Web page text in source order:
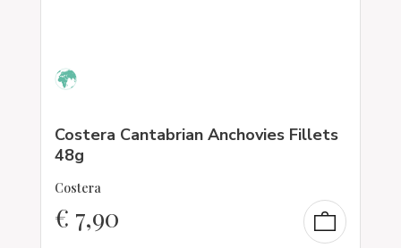
Costera Cantabrian Anchovies Fillets
48g
Costera
€ 7,90